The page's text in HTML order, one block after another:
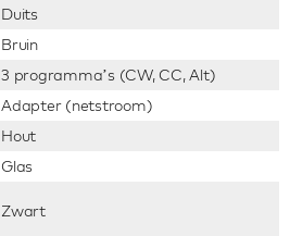
Duits
Bruin
3 programma’s (CW, CC, Alt)
Adapter (netstroom)
Hout
Glas
Zwart